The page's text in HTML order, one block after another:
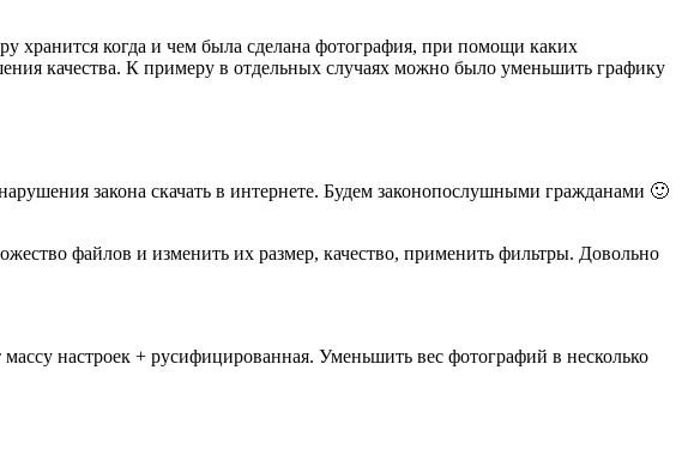
хранится когда и чем была сделана фотография, при помощи каких
качества. К примеру в отдельных случаях можно было уменьшить графику
закона скачать в интернете. Будем законопослушными гражданами 🙂
файлов и изменить их размер, качество, применить фильтры. Довольно
настроек + русифицированная. Уменьшить вес фотографий в несколько